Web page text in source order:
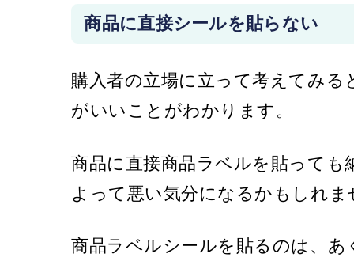
商品に直接シールを貼らない
購入者の立場に立って考えてみ
がいいことがわかります。
商品に直接商品ラベルを貼って
よって悪い気分になるかもしれ
商品ラベルシールを貼るのは、